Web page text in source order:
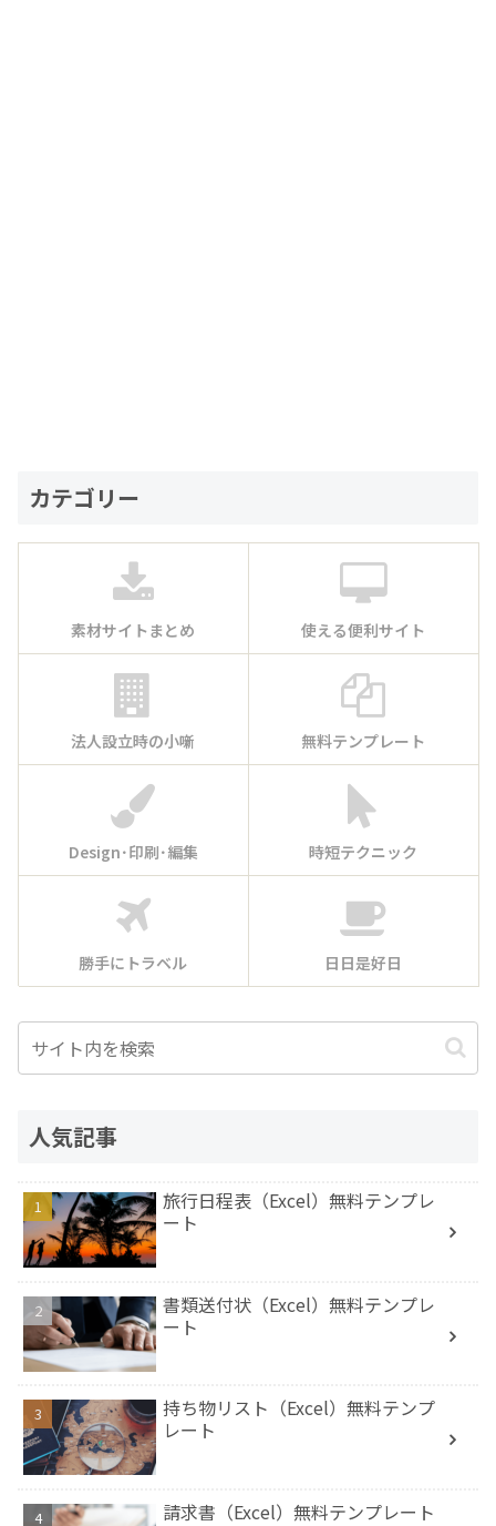
カテゴリー
素材サイトまとめ 使える便利サイト
法人設立時の小噺 無料テンプレート
Design･印刷･編集 時短テクニック
勝手にトラベル 日日是好日
人気記事
旅行日程表（Excel）無料テンプレ
ート
書類送付状（Excel）無料テンプレ
ート
持ち物リスト（Excel）無料テンプ
レート
請求書（Excel）無料テンプレート